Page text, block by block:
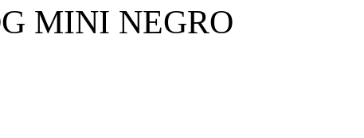
MINI NEGRO